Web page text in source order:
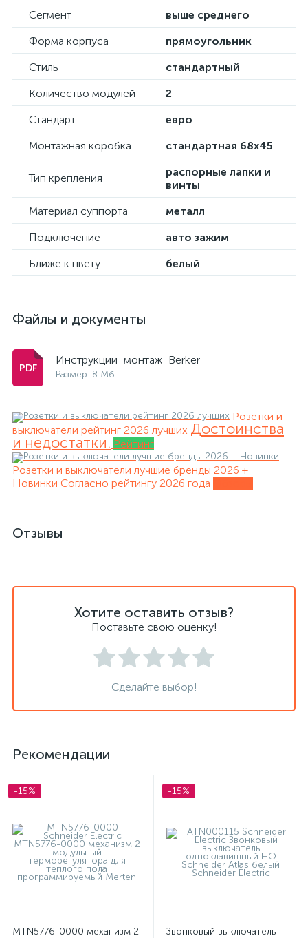
Сегмент
выше среднего
Форма корпуса
прямоугольник
Стиль
стандартный
Количество модулей
2
Стандарт
евро
Монтажная коробка
стандартная 68х45
Тип крепления
распорные лапки и
винты
Материал суппорта
металл
Подключение
авто зажим
Ближе к цвету
белый
Файлы и документы
Инструкции_монтаж_Berker
Размер: 8 Мб
Розетки и
выключатели рейтинг 2026 лучших Достоинства
и недостатки. Рейтинг
Розетки и выключатели лучшие бренды 2026 +
Новинки Согласно рейтингу 2026 года
Отзывы
Хотите оставить отзыв?
Поставьте свою оценку!
Сделайте выбор!
Рекомендации
-15%
MTN5776-0000 механизм 2
-15%
Звонковый выключатель